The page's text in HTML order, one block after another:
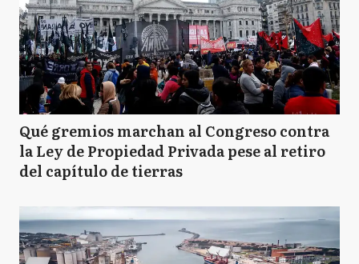
Qué gremios marchan al Congreso contra
la Ley de Propiedad Privada pese al retiro
del capítulo de tierras